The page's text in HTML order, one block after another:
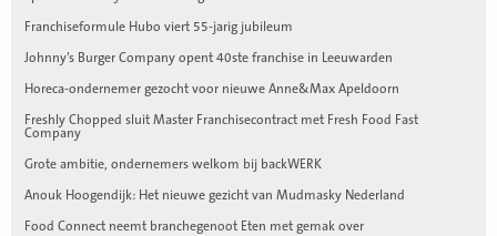
Franchiseformule Hubo viert 55-jarig jubileum
Johnny’s Burger Company opent 40ste franchise in Leeuwarden
Horeca-ondernemer gezocht voor nieuwe Anne&Max Apeldoorn
Freshly Chopped sluit Master Franchisecontract met Fresh Food Fast
Company
Grote ambitie, ondernemers welkom bij backWERK
Anouk Hoogendijk: Het nieuwe gezicht van Mudmasky Nederland
Food Connect neemt branchegenoot Eten met gemak over